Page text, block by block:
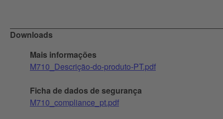
Downloads
Mais informações
M710_Descrição-do-produto-PT.pdf
Ficha de dados de segurança
M710_compliance_pt.pdf